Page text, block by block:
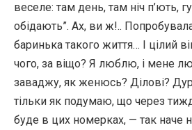
веселе: там день, там ніч п’ють,
обідають”. Ах, ви ж!..
баринька такого життя… І цілий
чого, за віщо? Я люблю, і мене
заваджу, як женюсь? Ділові?
тільки як подумаю, що через
буде в цих номерках, — так наче